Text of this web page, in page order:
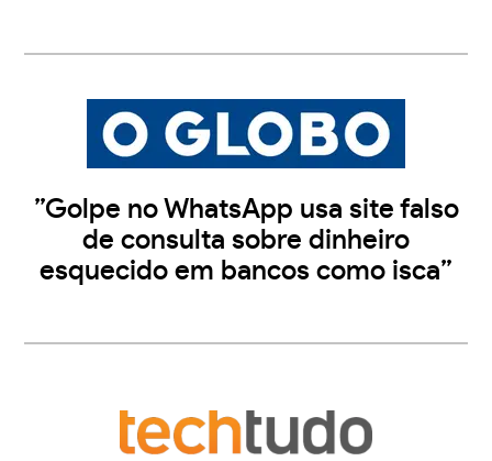
”Golpe no WhatsApp usa site falso
de consulta sobre dinheiro
esquecido em bancos como isca”